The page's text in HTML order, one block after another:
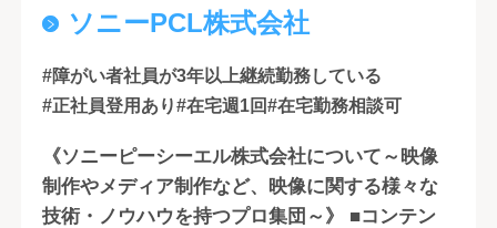
ソニーPCL株式会社
#障がい者社員が3年以上継続勤務している
#正社員登用あり#在宅週1回#在宅勤務相談可
《ソニーピーシーエル株式会社について～映像
制作やメディア制作など、映像に関する様々な
技術・ノウハウを持つプロ集団～》 ■コンテン